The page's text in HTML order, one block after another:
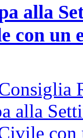
alla
con un